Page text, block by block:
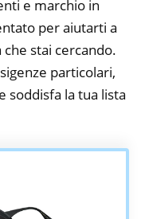
e marchio in
per aiutarti a
stai cercando.
particolari,
soddisfa la tua lista